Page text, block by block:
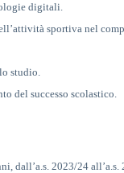
digitali.
sportiva nel
studio.
del successo scolastico.
dall’a.s. 2023/24 all’a.s.